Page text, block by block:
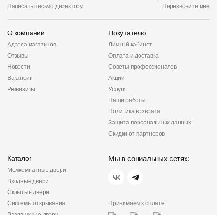
Написать письмо директору Перезвоните мне
О компании
Адреса магазинов
Отзывы
Новости
Вакансии
Реквизиты
Покупателю
Личный кабинет
Оплата и доставка
Советы профессионалов
Акции
Услуги
Наши работы
Политика возврата
Защита персональных данных
Скидки от партнеров
Каталог
Межкомнатные двери
Входные двери
Скрытые двери
Системы открывания
Мы в социальных сетях:
Принимаем к оплате: